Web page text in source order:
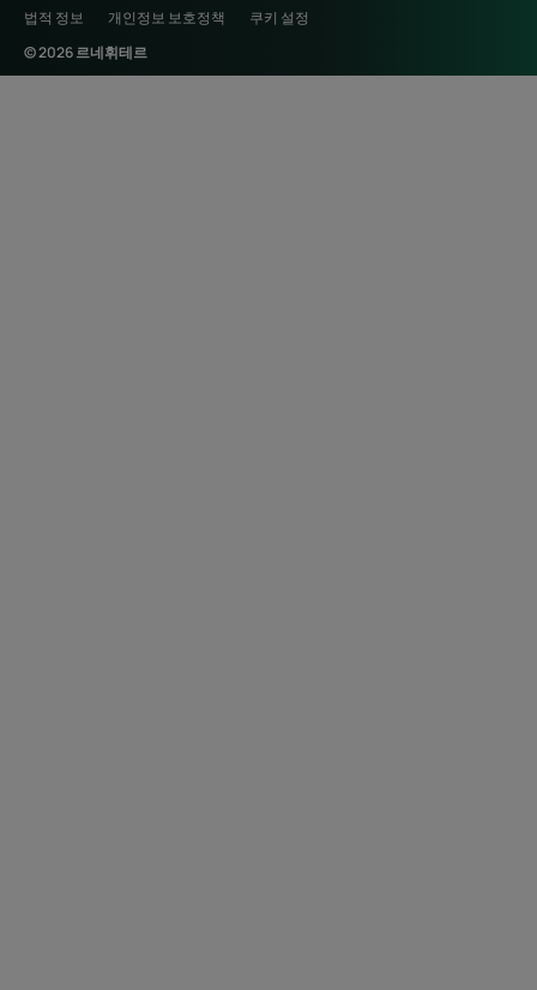
법적 정보 개인정보 보호정책
쿠키 설정
© 2026 르네휘테르